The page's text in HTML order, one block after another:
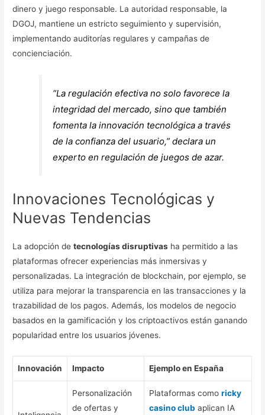
dinero y juego responsable. La autoridad responsable, la
DGOJ, mantiene un estricto seguimiento y supervisión,
implementando auditorías regulares y campañas de
concienciación.
“La regulación efectiva no solo favorece la
integridad del mercado, sino que también
fomenta la innovación tecnológica a través
de la confianza del usuario,” declara un
experto en regulación de juegos de azar.
Innovaciones Tecnológicas y
Nuevas Tendencias
La adopción detecnologías disruptivas ha permitido a las
plataformas ofrecer experiencias más inmersivas y
personalizadas. La integración de blockchain, por ejemplo, se
utiliza para mejorar la transparencia en las transacciones y la
trazabilidad de los pagos. Además, los modelos de negocio
basados en la gamificación y los criptoactivos están ganando
popularidad entre los usuarios jóvenes.
Innovación Impacto Ejemplo en España
Personalización
de ofertas y
Plataformas comoricky
casino club aplican IA